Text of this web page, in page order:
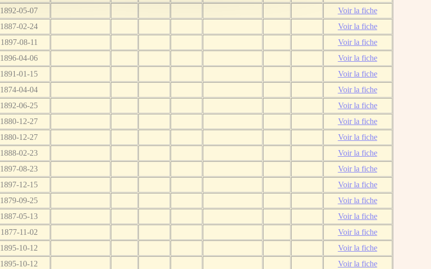
1892-05-07
Voir la fiche
1887-02-24
Voir la fiche
1897-08-11
Voir la fiche
1896-04-06
Voir la fiche
1891-01-15
Voir la fiche
1874-04-04
Voir la fiche
1892-06-25
Voir la fiche
1880-12-27
Voir la fiche
1880-12-27
Voir la fiche
1888-02-23
Voir la fiche
1897-08-23
Voir la fiche
1897-12-15
Voir la fiche
1879-09-25
Voir la fiche
1887-05-13
Voir la fiche
1877-11-02
Voir la fiche
1895-10-12
Voir la fiche
1895-10-12
Voir la fiche